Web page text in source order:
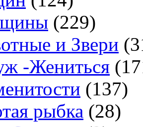
(229)
и Звери
-Жениться
(137)
рыбка (28)